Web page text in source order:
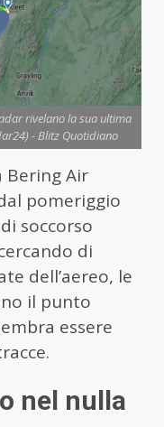
rivelano la sua ultima
- Blitz Quotidiano
Bering Air
pomeriggio
soccorso
di
dell’aereo, le
il punto
essere
nel nulla